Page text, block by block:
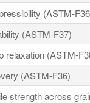
(ASTM-
(ASTM-F37)
relaxation (ASTM-
(ASTM-F36)
strength across